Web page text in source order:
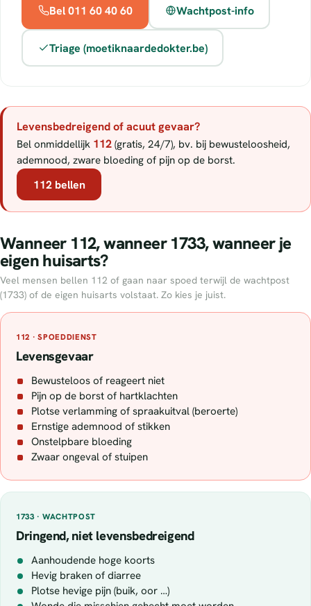
Bel 011 60 40 60 Wachtpost-info
Triage (moetiknaardedokter.be)
Levensbedreigend of acuut gevaar?
Bel onmiddellijk 112 (gratis, 24/7), bv. bij bewusteloosheid,
ademnood, zware bloeding of pijn op de borst.
112 bellen
Wanneer 112, wanneer 1733, wanneer je
eigen huisarts?
Veel mensen bellen 112 of gaan naar spoed terwijl de wachtpost
(1733) of de eigen huisarts volstaat. Zo kies je juist.
112 · SPOEDDIENST
Levensgevaar
Bewusteloos of reageert niet
Pijn op de borst of hartklachten
Plotse verlamming of spraakuitval (beroerte)
Ernstige ademnood of stikken
Onstelpbare bloeding
Zwaar ongeval of stuipen
1733 · WACHTPOST
Dringend, niet levensbedreigend
Aanhoudende hoge koorts
Hevig braken of diarree
Plotse hevige pijn (buik, oor …)